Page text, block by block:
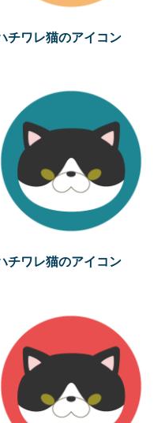
チワレ猫のアイコン
チワレ猫のアイコン